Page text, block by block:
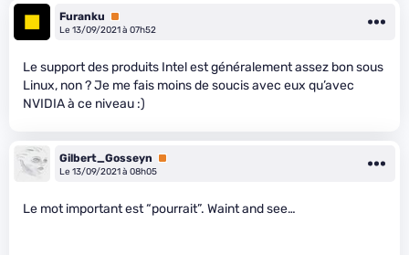
Furanku
Premium
Le 13/09/2021 à 07h52
Le support des produits Intel est généralement assez bon sous
Linux, non ? Je me fais moins de soucis avec eux qu’avec
NVIDIA à ce niveau :)
Gilbert_Gosseyn
Premium
Le 13/09/2021 à 08h05
Le mot important est “pourrait”. Waint and see…